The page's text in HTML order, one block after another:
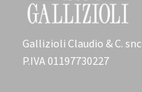
Gallizioli Claudio & C. snc
P.IVA 01197730227